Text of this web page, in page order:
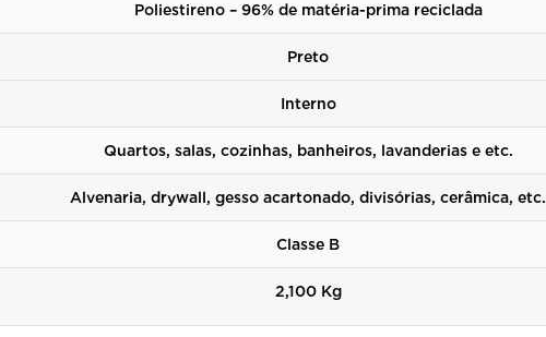
Poliestireno – 96% de matéria-prima reciclada
Preto
Interno
Quartos, salas, cozinhas, banheiros, lavanderias e etc.
Alvenaria, drywall, gesso acartonado, divisórias, cerâmica, etc.
Classe B
2,100 Kg